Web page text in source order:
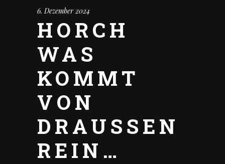
6. Dezember 2024
HORCH
WAS
KOMMT
VON
DRAUSSEN
REIN…